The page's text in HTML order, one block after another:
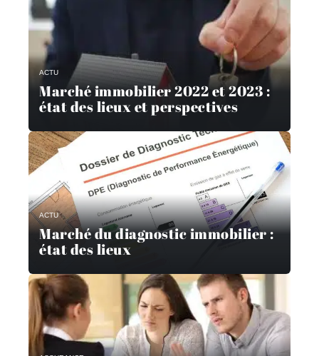
ACTU
Marché immobilier 2022 et 2023 :
état des lieux et perspectives
ACTU
Marché du diagnostic immobilier :
état des lieux